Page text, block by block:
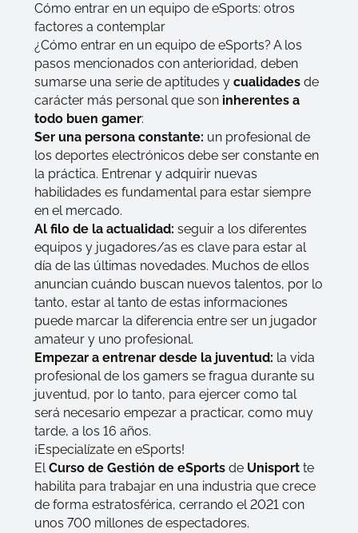
Cómo entrar en un equipo de eSports: otros
factores a contemplar
¿Cómo entrar en un equipo de eSports? A los
pasos mencionados con anterioridad, deben
sumarse una serie de aptitudes ycualidadesde
carácter más personal que son inherentes a
todo buengamer:
Ser una persona constante: un profesional de
los deportes electrónicos debe ser constante en
la práctica. Entrenar y adquirir nuevas
habilidades es fundamental para estar siempre
en el mercado.
Al filo de la actualidad:seguir a los diferentes
equipos y jugadores/as es clave para estar al
día de las últimas novedades. Muchos de ellos
anuncian cuándo buscan nuevos talentos, por lo
tanto, estar al tanto de estas informaciones
puede marcar la diferencia entre ser un jugador
amateur y uno profesional.
Empezar a entrenar desde la juventud: la vida
profesional de losgamersse fragua durante su
juventud, por lo tanto, para ejercer como tal
será necesario empezar a practicar, como muy
tarde, a los 16 años.
¡Especialízate en eSports!
ElCurso de Gestión de eSports de Unisportte
habilita para trabajar en una industria que crece
de forma estratosférica, cerrando el 2021 con
unos 700 millones de espectadores.